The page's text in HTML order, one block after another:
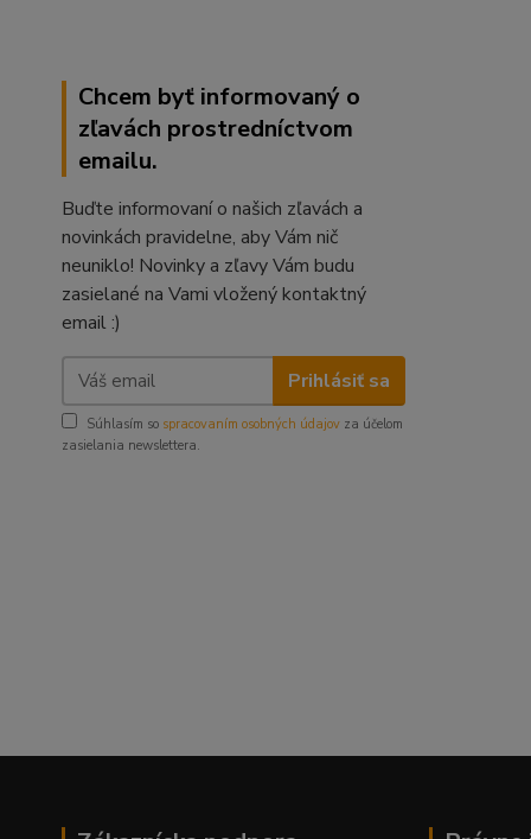
Chcem byť informovaný o
zľavách prostredníctvom
emailu.
Buďte informovaní o našich zľavách a
novinkách pravidelne, aby Vám nič
neuniklo! Novinky a zľavy Vám budu
zasielané na Vami vložený kontaktný
email :)
Prihlásiť sa
Súhlasím so spracovaním osobných údajov za účelom
zasielania newslettera.